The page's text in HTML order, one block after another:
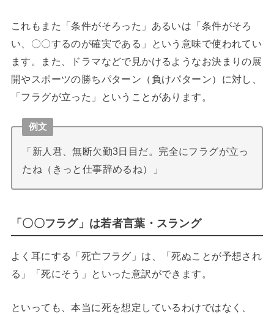
これもまた「条件がそろった」あるいは「条件がそろ
い、〇〇するのが確実である」という意味で使われてい
ます。また、ドラマなどで見かけるようなお決まりの展
開やスポーツの勝ちパターン（負けパターン）に対し、
「フラグが立った」ということがあります。
例文
「新人君、無断欠勤3日目だ。完全にフラグが立っ
たね（きっと仕事辞めるね）」
「〇〇フラグ」は若者言葉・スラング
よく耳にする「死亡フラグ」は、「死ぬことが予想され
る」「死にそう」といった意訳ができます。
といっても、本当に死を想定しているわけではなく、